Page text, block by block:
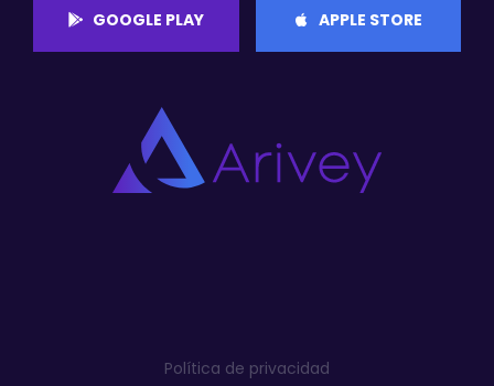
GOOGLE PLAY APPLE STORE
Política de privacidad